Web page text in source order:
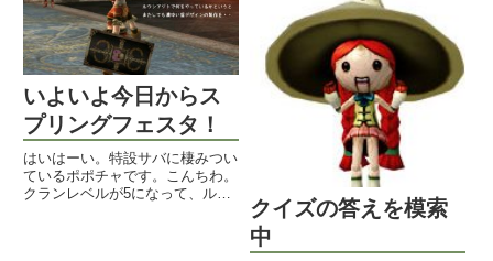
いよいよ今日からス
プリングフェスタ！
はいはーい。特設サバに棲みつい
ているポポチャです。こんちわ。
クランレベルが5になって、ルウ
クイズの答えを模索
中